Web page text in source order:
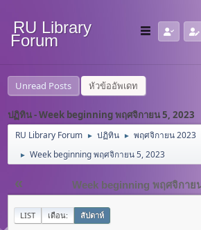
RU Library
Forum
Unread Posts หัวข้ออัพเดท
ปฏิทิน - Week beginning พฤศจิกายน 5, 2023
RU Library Forum ► ปฏิทิน ► พฤศจิกายน 2023
► Week beginning พฤศจิกายน 5, 2023
« Week beginning พฤศจิกาย
LIST เดือน: สัปดาห์